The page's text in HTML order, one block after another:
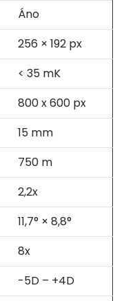
Áno
256 × 192 px
< 35 mK
800 x 600 px
15 mm
750 m
2,2x
11,7° × 8,8°
8x
-5D – +4D